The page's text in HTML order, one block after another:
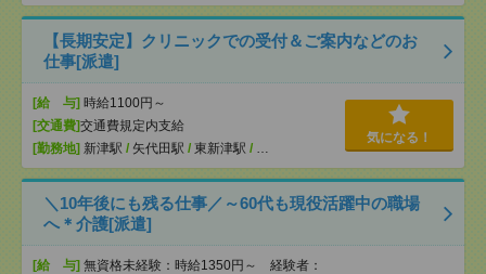
【長期安定】クリニックでの受付＆ご案内などのお
仕事[派遣]
[給 与] 時給1100円～
[交通費]交通費規定内支給
[勤務地] 新津駅 / 矢代田駅 / 東新津駅 / …
気になる！
＼10年後にも残る仕事／～60代も現役活躍中の職場
へ＊介護[派遣]
[給 与] 無資格未経験：時給1350円～ 経験者：